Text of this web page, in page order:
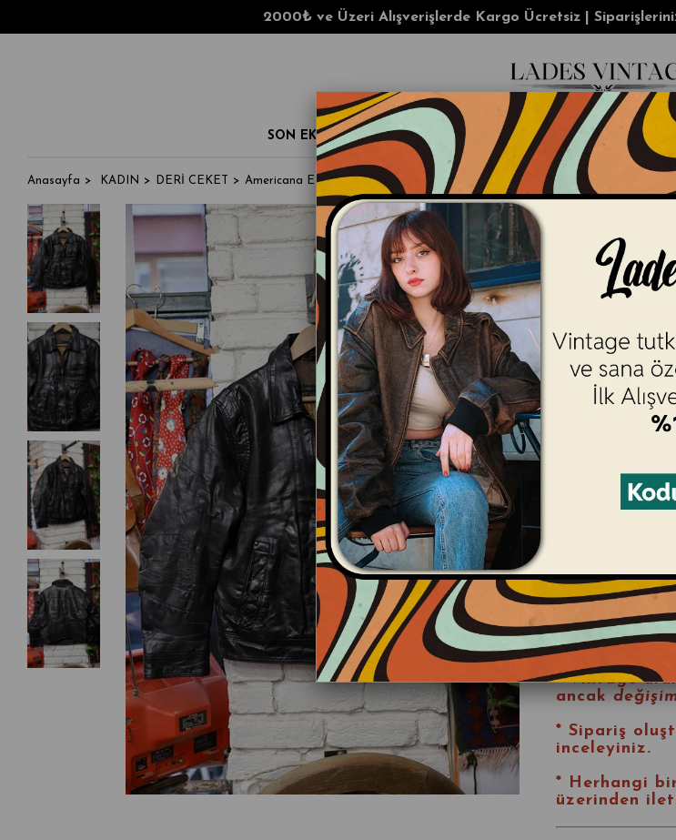
2000₺ ve Üzeri Alışverişlerde Kargo Ücretsiz | Siparişleriniz Aynı
SON EKLENENLER KADIN ERKEK AKSESUAR
Anasayfa KADIN DERİ CEKET Americana Eskitme Biker Deri Ceket
(6159)
Zamanın
üretilmiş
ayırır.
* Kalıp: Salaş
konforlu bir
* Unisex
* Boy: 60 cm
* En: 57 cm
Satın Alma
* Vintage
ancak
* Sipariş
inceleyiniz.
* Herhangi
üzerinden